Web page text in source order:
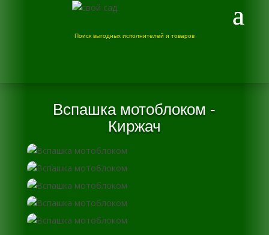
Поиск выгодных исполнителей и товаров
Вспашка мотоблоком -
Киржач